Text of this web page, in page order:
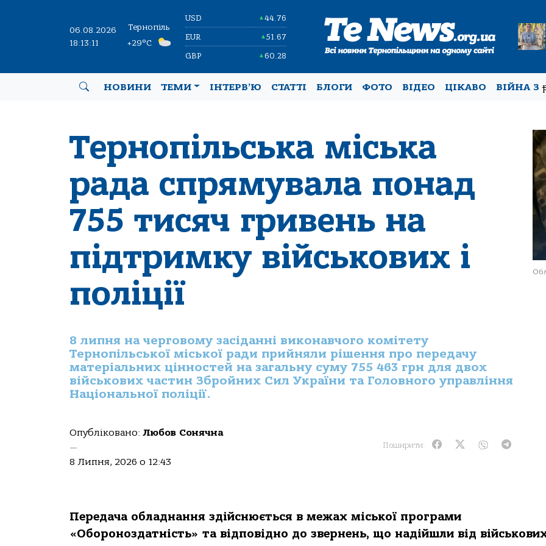
06.08.2026
18:13:12
Тернопіль
+29°C
USD ▲44.76
EUR ▲51.67
GBP ▲60.28
НОВИНИ ТЕМИ ІНТЕРВ’Ю СТАТТІ БЛОГИ ФОТО ВІДЕО ЦІКАВО ВІЙНА З
Тернопільська міська
рада спрямувала понад
755 тисяч гривень на
підтримку військових і
поліції
8 липня на черговому засіданні виконавчого комітету
Тернопільської міської ради прийняли рішення про передачу
матеріальних цінностей на загальну суму 755 463 грн для двох
військових частин Збройних Сил України та Головного управління
Національної поліції.
Опубліковано: Любов Сонячна
—
8 Липня, 2026 о 12:43
Поширити:
Передача обладнання здійснюється в межах міської програми
«Обороноздатність» та відповідно до звернень, що надійшли від